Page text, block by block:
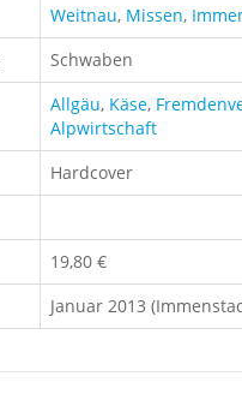
Weitnau, Missen,
Schwaben
Allgäu, Käse,
Alpwirtschaft
Hardcover
19,80 €
Januar 2013